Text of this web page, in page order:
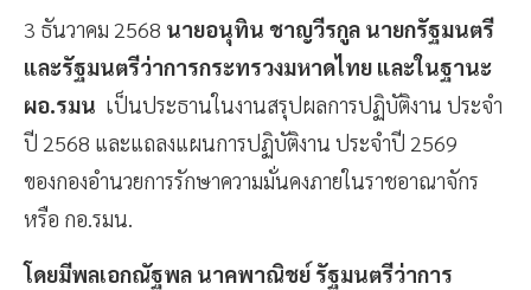
3 ธันวาคม 2568 นายอนุทิน​ ชาญ​วี​รกูล​ นายก​รัฐมนตรี​
และ​รัฐมนตรี​ว่าการ​กระทรวง​มหาดไทย​ และในฐานะ
ผอ.รมน เป็นประธานในงานสรุปผลการปฏิบัติงาน ประจำ
ปี 2568 และแถลงแผนการปฏิบัติงาน ประจำปี 2569
ของกองอำนวยการรักษาความมั่นคงภายในราชอาณาจักร
หรือ​ กอ.รมน.
โดยมีพลเอกณัฐพล​ นาค​พาณิชย์​ รัฐมนตรี​ว่าการ